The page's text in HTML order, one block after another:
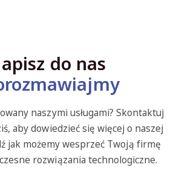
do nas
naszymi usługami? Skontaktuj
aby dowiedzieć się więcej o naszej
jak możemy wesprzeć Twoją firmę
rozwiązania technologiczne.